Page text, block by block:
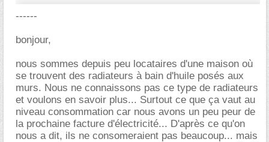
------
bonjour,
nous sommes depuis peu locataires d'une maison où
se trouvent des radiateurs à bain d'huile posés aux
murs. Nous ne connaissons pas ce type de radiateurs
et voulons en savoir plus... Surtout ce que ça vaut au
niveau consommation car nous avons un peu peur de
la prochaine facture d'électricité... D'après ce qu'on
nous a dit, ils ne consomeraient pas beaucoup... mais